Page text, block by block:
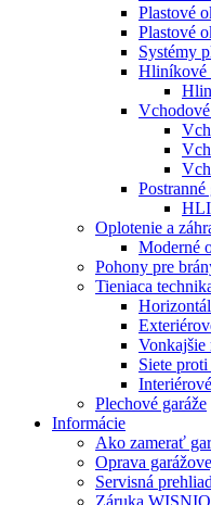
Plastové
Plastové
Systémy
Hliníkové
Postranné
Oplotenie a
Moderné
Pohony pre
Tieniaca
Siete
Plechové garáže
Informácie
Ako zamerať
Oprava
Servisná
Záruka